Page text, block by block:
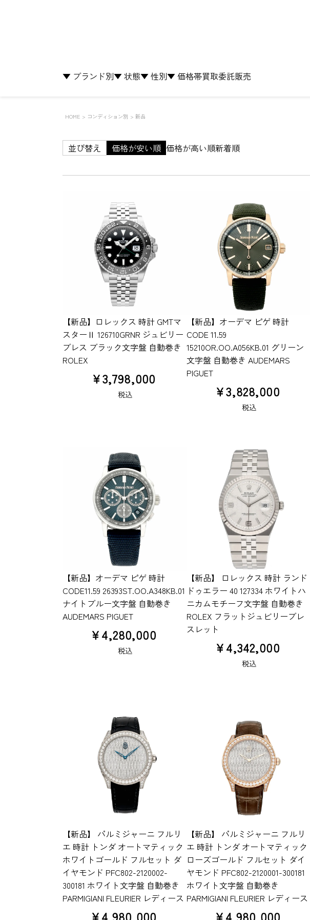
▼ ブランド別▼ 状態▼ 性別▼ 価格帯買取委託販売
HOME コンディション別 新品
並び替え 価格が安い順 価格が高い順新着順
【新品】ロレックス 時計 GMTマ
スターⅡ 126710GRNR ジュビリー
ブレス ブラック文字盤 自動巻き
ROLEX
¥3,798,000
税込
【新品】オーデマ ピゲ 時計
CODE 11.59
15210OR.OO.A056KB.01 グリーン
文字盤 自動巻き AUDEMARS
PIGUET
¥3,828,000
税込
【新品】オーデマ ピゲ 時計
CODE11.59 26393ST.OO.A348KB.01
ナイトブルー文字盤 自動巻き
AUDEMARS PIGUET
¥4,280,000
税込
【新品】 ロレックス 時計 ランド
ドゥエラー 40 127334 ホワイトハ
ニカムモチーフ文字盤 自動巻き
ROLEX フラットジュビリーブレ
スレット
¥4,342,000
税込
【新品】 パルミジャーニ フルリ
エ 時計 トンダ オートマティック
ホワイトゴールド フルセット ダ
イヤモンド PFC802-2120002-
300181 ホワイト文字盤 自動巻き
PARMIGIANI FLEURIER レディース
¥4,980,000
【新品】 パルミジャーニ フルリ
エ 時計 トンダ オートマティック
ローズゴールド フルセット ダイ
ヤモンド PFC802-2120001-300181
ホワイト文字盤 自動巻き
PARMIGIANI FLEURIER レディース
¥4,980,000